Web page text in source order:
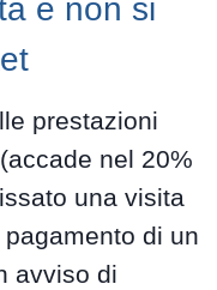
e non si
prestazioni
nel 20%
una visita
di un
avviso di